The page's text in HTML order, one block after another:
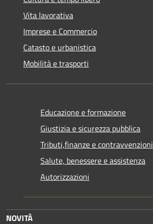
Vita lavorativa
Imprese e Commercio
Catasto e urbanistica
Mobilità e trasporti
Educazione e formazione
Giustizia e sicurezza pubblica
Tributi,finanze e contravvenzioni
Salute, benessere e assistenza
Autorizzazioni
NOVITÀ